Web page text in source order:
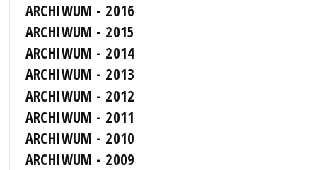
ARCHIWUM - 2016
ARCHIWUM - 2015
ARCHIWUM - 2014
ARCHIWUM - 2013
ARCHIWUM - 2012
ARCHIWUM - 2011
ARCHIWUM - 2010
ARCHIWUM - 2009